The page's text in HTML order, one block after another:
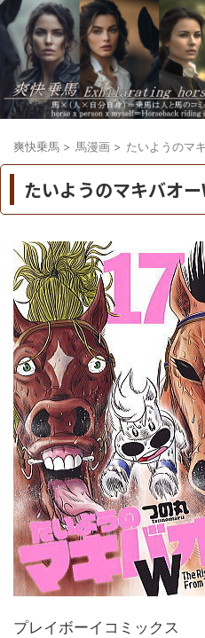
爽快乗馬 > 馬漫画 > たいようのマ
たいようのマキバオ
プレイボーイコミックス